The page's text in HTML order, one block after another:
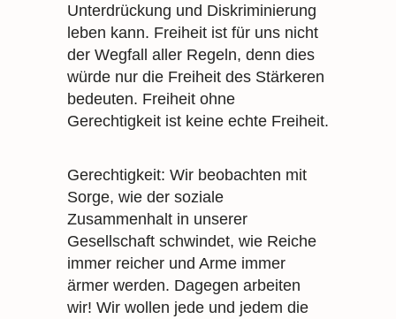
Unterdrückung und Diskriminierung
leben kann. Freiheit ist für uns nicht
der Wegfall aller Regeln, denn dies
würde nur die Freiheit des Stärkeren
bedeuten. Freiheit ohne
Gerechtigkeit ist keine echte Freiheit.
Gerechtigkeit: Wir beobachten mit
Sorge, wie der soziale
Zusammenhalt in unserer
Gesellschaft schwindet, wie Reiche
immer reicher und Arme immer
ärmer werden. Dagegen arbeiten
wir! Wir wollen jede und jedem die